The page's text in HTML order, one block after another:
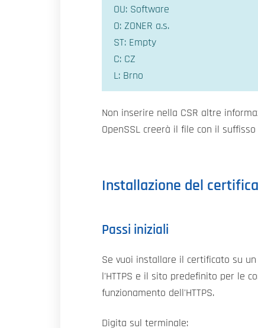
OU: Software
O: ZONER a.s.
ST: Empty
C: CZ
L: Brno
Non inserire nella CSR altre
OpenSSL creerà il file con il
Installazione del
Passi iniziali
Se vuoi installare il certificato su
l'HTTPS e il sito predefinito per le
funzionamento dell'HTTPS.
Digita sul terminale: